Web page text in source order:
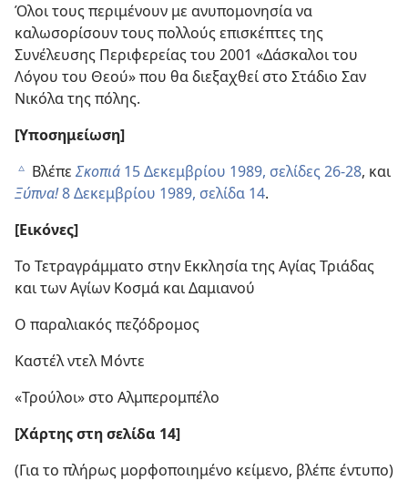
Όλοι τους περιμένουν με ανυπομονησία να
καλωσορίσουν τους πολλούς επισκέπτες της
Συνέλευσης Περιφερείας του 2001 «Δάσκαλοι του
Λόγου του Θεού» που θα διεξαχθεί στο Στάδιο Σαν
Νικόλα της πόλης.
[Υποσημείωση]
c Βλέπε Σκοπιά 15 Δεκεμβρίου 1989, σελίδες 26-28, και
Ξύπνα!8 Δεκεμβρίου 1989, σελίδα 14.
[Εικόνες]
Το Τετραγράμματο στην Εκκλησία της Αγίας Τριάδας
και των Αγίων Κοσμά και Δαμιανού
Ο παραλιακός πεζόδρομος
Καστέλ ντελ Μόντε
«Τρούλοι» στο Αλμπερομπέλο
[Χάρτης στη σελίδα 14]
(Για το πλήρως μορφοποιημένο κείμενο, βλέπε έντυπο)